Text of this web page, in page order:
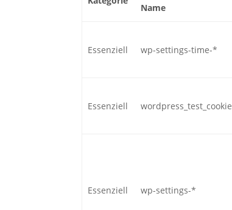
Name
Essenziell wp-settings-time-*
Essenziell wordpress_test_cookie
Essenziell wp-settings-*